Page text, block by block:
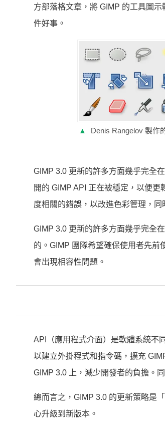
方部落格文章，將 GIMP 的工具圖
件好事。
▲ Denis Rangelov 製作
GIMP 3.0 更新的許多方面幾乎完全
開的 GIMP API 正在被穩定，以便
度相關的錯誤，以改進色彩管理，同
GIMP 3.0 更新的許多方面幾乎完全
的。GIMP 團隊希望確保使用者先前
會出現相容性問題。
API（應用程式介面）是軟體系統不
以建立外掛程式和指令碼，擴充
GIMP 3.0 上，減少開發者的負擔。
總而言之，GIMP 3.0 的更新策略是
心升級到新版本。